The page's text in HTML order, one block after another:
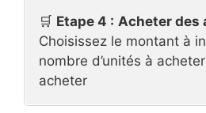
🛒 Etape 4 : Acheter des
Choisissez le montant à
nombre d’unités à
acheter